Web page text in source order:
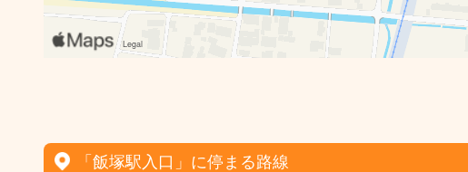
「飯塚駅入口」に停まる路線